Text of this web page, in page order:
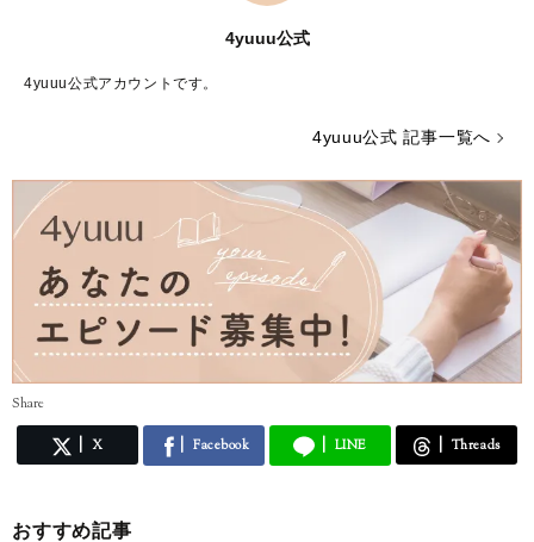
4yuuu公式
4yuuu公式アカウントです。
4yuuu公式 記事一覧へ
Share
X Facebook LINE Threads
おすすめ記事